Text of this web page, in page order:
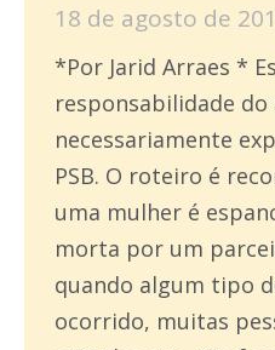
18 de agosto de
*Por Jarid Arraes *
responsabilidade
necessariamente
PSB. O roteiro é
uma mulher é
morta por um
quando algum tipo
ocorrido, muitas